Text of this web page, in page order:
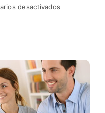
desactivados
Ciudades
para
Vivir
en
Argentina: